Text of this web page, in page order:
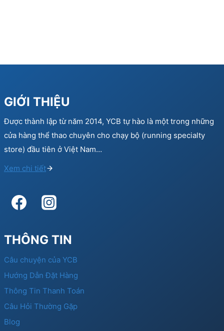
GIỚI THIỆU
Được thành lập từ năm 2014, YCB tự hào là một trong những
cửa hàng thể thao chuyên cho chạy bộ (running specialty
store) đầu tiên ở Việt Nam…
Xem chi tiết
THÔNG TIN
Câu chuyện của YCB
Hướng Dẫn Đặt Hàng
Thông Tin Thanh Toán
Câu Hỏi Thường Gặp
Blog